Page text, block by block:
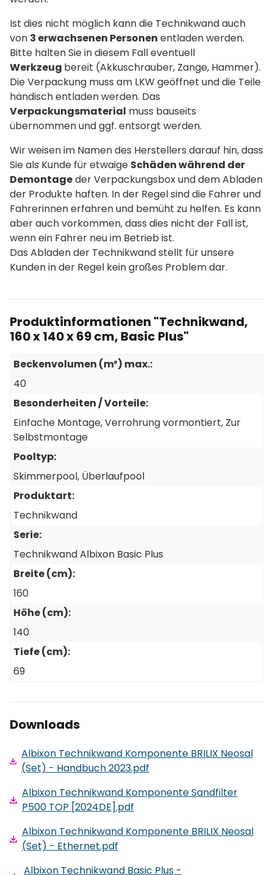
Ist dies nicht möglich kann die Technikwand auch
von 3 erwachsenen Personen entladen werden.
Bitte halten Sie in diesem Fall eventuell
Werkzeug bereit (Akkuschrauber, Zange, Hammer).
Die Verpackung muss am LKW geöffnet und die Teile
händisch entladen werden. Das
Verpackungsmaterial muss bauseits
übernommen und ggf. entsorgt werden.
Wir weisen im Namen des Herstellers darauf hin, dass
Sie als Kunde für etwaige Schäden während der
Demontageder Verpackungsbox und dem Abladen
der Produkte haften. In der Regel sind die Fahrer und
Fahrerinnen erfahren und bemüht zu helfen. Es kann
aber auch vorkommen, dass dies nicht der Fall ist,
wenn ein Fahrer neu im Betrieb ist.
Das Abladen der Technikwand stellt für unsere
Kunden in der Regel kein großes Problem dar.
Produktinformationen "Technikwand,
160 x 140 x 69 cm, Basic Plus"
Beckenvolumen (m³) max.:
40
Besonderheiten / Vorteile:
Einfache Montage, Verrohrung vormontiert, Zur
Selbstmontage
Pooltyp:
Skimmerpool, Überlaufpool
Produktart:
Technikwand
Serie:
Technikwand Albixon Basic Plus
Breite (cm):
160
Höhe (cm):
140
Tiefe (cm):
69
Downloads
Albixon Technikwand Komponente BRILIX Neosal
(Set) - Handbuch 2023.pdf
Albixon Technikwand Komponente Sandfilter
P500 TOP [2024DE].pdf
Albixon Technikwand Komponente BRILIX Neosal
(Set) - Ethernet.pdf
Albixon Technikwand Basic Plus -